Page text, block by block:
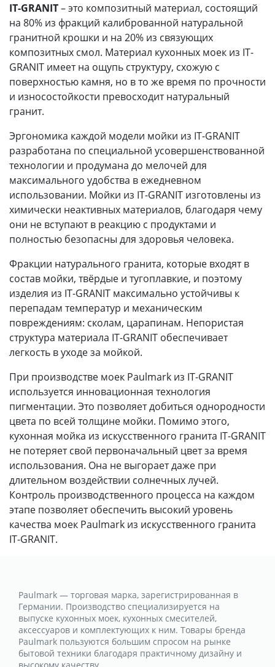
IT-GRANIT– это композитный материал, состоящий
на 80% из фракций калиброванной натуральной
гранитной крошки и на 20% из связующих
композитных смол. Материал кухонных моек из IT-
GRANIT имеет на ощупь структуру, схожую с
поверхностью камня, но в то же время по прочности
и износостойкости превосходит натуральный
гранит.
Эргономика каждой модели мойки из IT-GRANIT
разработана по специальной усовершенствованной
технологии и продумана до мелочей для
максимального удобства в ежедневном
использовании. Мойки из IT-GRANIT изготовлены из
химически неактивных материалов, благодаря чему
они не вступают в реакцию с продуктами и
полностью безопасны для здоровья человека.
Фракции натурального гранита, которые входят в
состав мойки, твёрдые и тугоплавкие, и поэтому
изделия из IT-GRANIT максимально устойчивы к
перепадам температур и механическим
повреждениям: сколам, царапинам. Непористая
структура материала IT-GRANIT обеспечивает
легкость в уходе за мойкой.
При производстве моек Paulmark из IT-GRANIT
используется инновационная технология
пигментации. Это позволяет добиться однородности
цвета по всей толщине мойки. Помимо этого,
кухонная мойка из искусственного гранита IT-GRANIT
не потеряет свой первоначальный цвет за время
использования. Она не выгорает даже при
длительном воздействии солнечных лучей.
Контроль производственного процесса на каждом
этапе позволяет обеспечить высокий уровень
качества моек Paulmark из искусственного гранита
IT-GRANIT.
Paulmark — торговая марка, зарегистрированная в
Германии. Производство специализируется на
выпуске кухонных моек, кухонных смесителей,
аксессуаров и комплектующих к ним. Товары бренда
Paulmark пользуются большим спросом на рынке
бытовой техники благодаря практичному дизайну и